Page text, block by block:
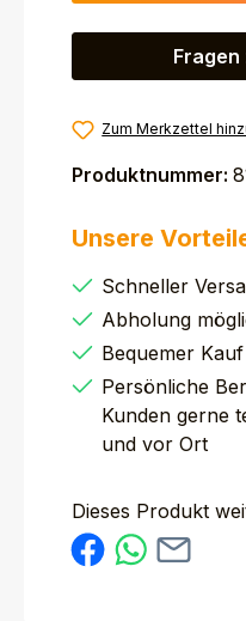
Fragen
Zum Merkzettel
Produktnummer:
Unsere
Schneller
Abholung
Bequemer
Persönliche
Kunden gerne
und vor Ort
Dieses Produkt